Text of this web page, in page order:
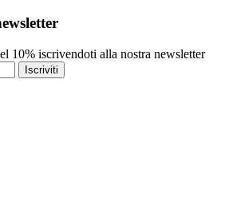
10% iscrivendoti alla nostra newsletter
Iscriviti